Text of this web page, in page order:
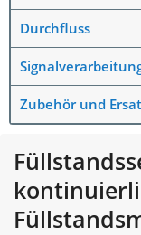
Durchfluss
Zubehör und